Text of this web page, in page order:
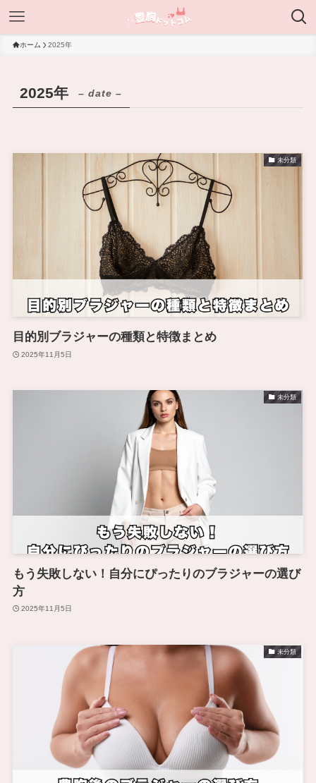
ホーム 2025年
2025年 – date –
未分類
目的別ブラジャーの種類と特徴まとめ
2025年11月5日
未分類
もう失敗しない！自分にぴったりのブラジャーの選び
方
2025年11月5日
未分類